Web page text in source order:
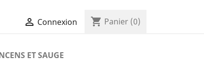
 Connexion shopping_cart Panier (0)
ET SAUGE